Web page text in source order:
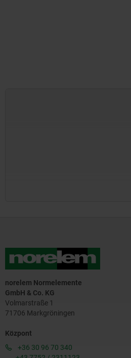
norelem Normelemente
GmbH & Co. KG
Volmarstraße 1
71706 Markgröningen
Központ
+36 30 96 70 340